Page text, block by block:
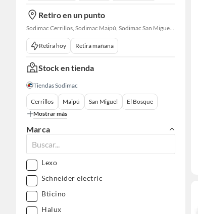
Retiro en un punto
Sodimac Cerrillos, Sodimac Maipú, Sodimac San Miguel, Sodimac El Bosque, Sodimac San Bernardo, Constructor Cantagallo, Sodimac Talagante, Sodimac San Fernando
Retira hoy Retira mañana
Stock en tienda
Tiendas Sodimac
Cerrillos Maipú San Miguel
El Bosque
Mostrar más
Marca
Lexo
Schneider electric
Bticino
Halux